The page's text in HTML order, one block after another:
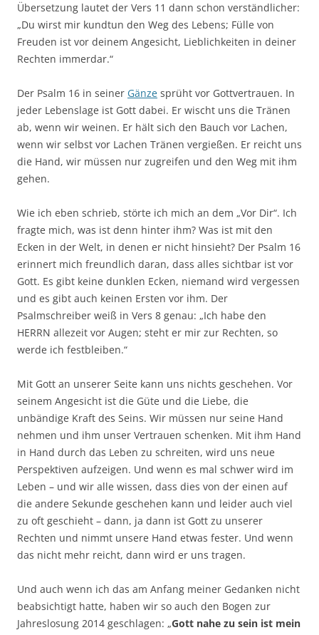
Übersetzung lautet der Vers 11 dann schon verständlicher:
„Du wirst mir kundtun den Weg des Lebens; Fülle von
Freuden ist vor deinem Angesicht, Lieblichkeiten in deiner
Rechten immerdar.“
Der Psalm 16 in seiner Gänze sprüht vor Gottvertrauen. In
jeder Lebenslage ist Gott dabei. Er wischt uns die Tränen
ab, wenn wir weinen. Er hält sich den Bauch vor Lachen,
wenn wir selbst vor Lachen Tränen vergießen. Er reicht uns
die Hand, wir müssen nur zugreifen und den Weg mit ihm
gehen.
Wie ich eben schrieb, störte ich mich an dem „Vor Dir“. Ich
fragte mich, was ist denn hinter ihm? Was ist mit den
Ecken in der Welt, in denen er nicht hinsieht? Der Psalm 16
erinnert mich freundlich daran, dass alles sichtbar ist vor
Gott. Es gibt keine dunklen Ecken, niemand wird vergessen
und es gibt auch keinen Ersten vor ihm. Der
Psalmschreiber weiß in Vers 8 genau: „Ich habe den
HERRN allezeit vor Augen; steht er mir zur Rechten, so
werde ich festbleiben.“
Mit Gott an unserer Seite kann uns nichts geschehen. Vor
seinem Angesicht ist die Güte und die Liebe, die
unbändige Kraft des Seins. Wir müssen nur seine Hand
nehmen und ihm unser Vertrauen schenken. Mit ihm Hand
in Hand durch das Leben zu schreiten, wird uns neue
Perspektiven aufzeigen. Und wenn es mal schwer wird im
Leben – und wir alle wissen, dass dies von der einen auf
die andere Sekunde geschehen kann und leider auch viel
zu oft geschieht – dann, ja dann ist Gott zu unserer
Rechten und nimmt unsere Hand etwas fester. Und wenn
das nicht mehr reicht, dann wird er uns tragen.
Und auch wenn ich das am Anfang meiner Gedanken nicht
beabsichtigt hatte, haben wir so auch den Bogen zur
Jahreslosung 2014 geschlagen: „Gott nahe zu sein ist mein